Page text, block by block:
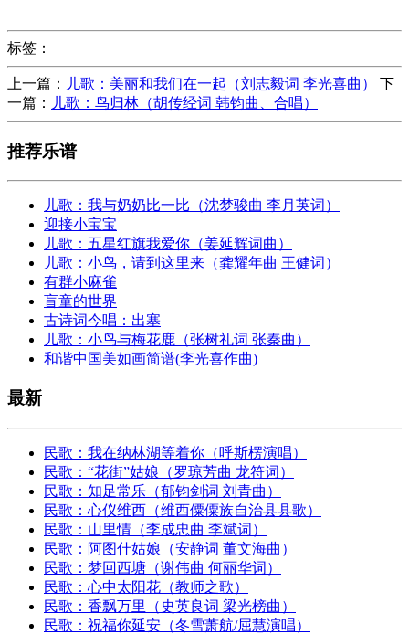
标签：
上一篇： 儿歌：美丽和我们在一起（刘志毅词 李光喜曲）
下
一篇：
儿歌：鸟归林（胡传经词 韩钧曲、合唱）
推荐乐谱
儿歌：我与奶奶比一比（沈梦骏曲 李月英词）
迎接小宝宝
儿歌：五星红旗我爱你（姜延辉词曲）
儿歌：小鸟，请到这里来（龚耀年曲 王健词）
有群小麻雀
盲童的世界
古诗词今唱：出塞
儿歌：小鸟与梅花鹿（张树礼词 张秦曲）
和谐中国美如画简谱(李光喜作曲)
最新
民歌：我在纳林湖等着你（呼斯楞演唱）
民歌：“花街”姑娘（罗琼芳曲 龙符词）
民歌：知足常乐（郁钧剑词 刘青曲）
民歌：心仪维西（维西僳僳族自治县县歌）
民歌：山里情（李成忠曲 李斌词）
民歌：阿图什姑娘（安静词 董文海曲）
民歌：梦回西塘（谢伟曲 何丽华词）
民歌：心中太阳花（教师之歌）
民歌：香飘万里（史英良词 梁光榜曲）
民歌：祝福你延安（冬雪萧航/屈慧演唱）